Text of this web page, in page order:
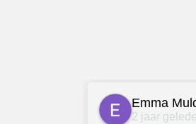
Emma
2 jaar